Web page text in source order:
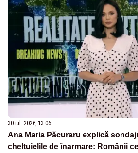
30 iul. 2026, 13:06
Ana Maria Păcuraru explică
cheltuielile de înarmare: Românii